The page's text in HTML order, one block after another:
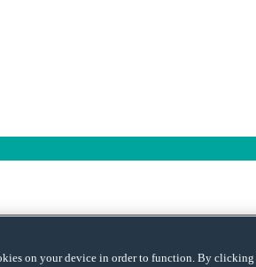
on your device in order to function. By